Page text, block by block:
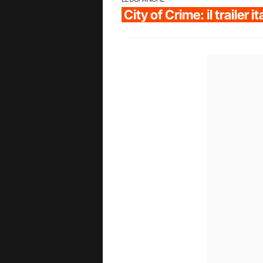
City of Crime: il trailer